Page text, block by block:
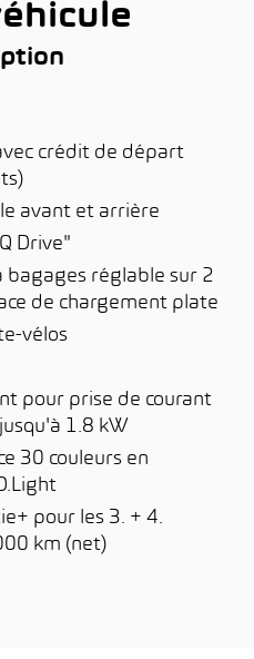
crédit de départ
avant et arrière
Drive"
bagages réglable sur 2
de chargement plate
vélos
pour prise de courant
1.8 kW
30 couleurs en
pour les 3. + 4.
km (net)